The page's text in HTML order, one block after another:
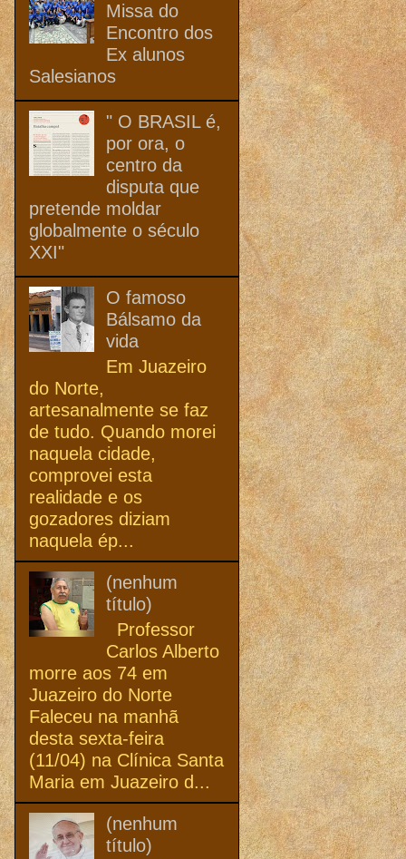
Missa do
Encontro dos
Ex alunos
Salesianos
" O BRASIL é,
por ora, o
centro da
disputa que
pretende moldar
globalmente o século
XXI"
O famoso
Bálsamo da
vida
Em Juazeiro
do Norte,
artesanalmente se faz
de tudo. Quando morei
naquela cidade,
comprovei esta
realidade e os
gozadores diziam
naquela ép...
(nenhum
título)
Professor
Carlos Alberto
morre aos 74 em
Juazeiro do Norte
Faleceu na manhã
desta sexta-feira
(11/04) na Clínica Santa
Maria em Juazeiro d...
(nenhum
título)